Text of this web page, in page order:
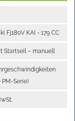
Fj180V KAI - 179 CC
Startseil – manuell
PM-Serie)